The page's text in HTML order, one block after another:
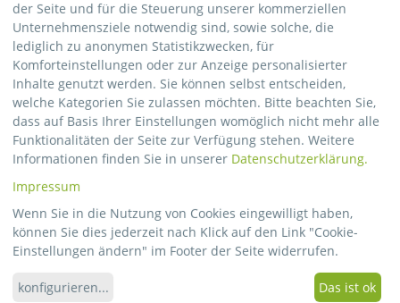
– Serienfertigung
Wir fertigen zukünftig auch für unsere Kunden individuelle
gefräste Holzteile.
Wir konstruieren ihr Holzteil mit modernster
Konstruktionssoftware.
03.02.2018
Registrieren Sie sich für unseren
Newsletter
Erfahren Sie Neuigkeiten aus der Verpackungsbranche und
der Seite und für die Steuerung unserer kommerziellen
Unternehmensziele notwendig sind, sowie solche, die
lediglich zu anonymen Statistikzwecken, für
Komforteinstellungen oder zur Anzeige personalisierter
Inhalte genutzt werden. Sie können selbst entscheiden,
welche Kategorien Sie zulassen möchten. Bitte beachten Sie,
dass auf Basis Ihrer Einstellungen womöglich nicht mehr alle
Funktionalitäten der Seite zur Verfügung stehen. Weitere
Informationen finden Sie in unserer Datenschutzerklärung.
Impressum
Wenn Sie in die Nutzung von Cookies eingewilligt haben,
können Sie dies jederzeit nach Klick auf den Link "Cookie-
Einstellungen ändern" im Footer der Seite widerrufen.
konfigurieren... Das ist ok